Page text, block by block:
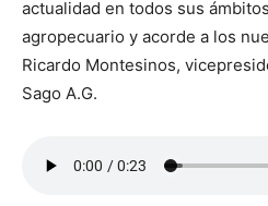
actualidad en todos sus
agropecuario y acorde a los
Ricardo Montesinos,
Sago A.G.